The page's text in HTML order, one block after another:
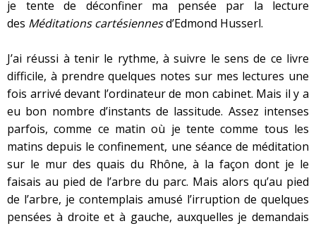
je tente de déconfiner ma pensée par la lecture
des Méditations cartésiennesd’Edmond Husserl.
J’ai réussi à tenir le rythme, à suivre le sens de ce livre
difficile, à prendre quelques notes sur mes lectures une
fois arrivé devant l’ordinateur de mon cabinet. Mais il y a
eu bon nombre d’instants de lassitude. Assez intenses
parfois, comme ce matin où je tente comme tous les
matins depuis le confinement, une séance de méditation
sur le mur des quais du Rhône, à la façon dont je le
faisais au pied de l’arbre du parc. Mais alors qu’au pied
de l’arbre, je contemplais amusé l’irruption de quelques
pensées à droite et à gauche, auxquelles je demandais